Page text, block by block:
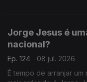
Jorge Jesus é
nacional?
Ep. 124
08 jul. 2026
É tempo de arranjar